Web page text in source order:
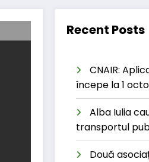
Recent Posts
CNAIR:
începe la 1
Alba Iulia
transportul
Două